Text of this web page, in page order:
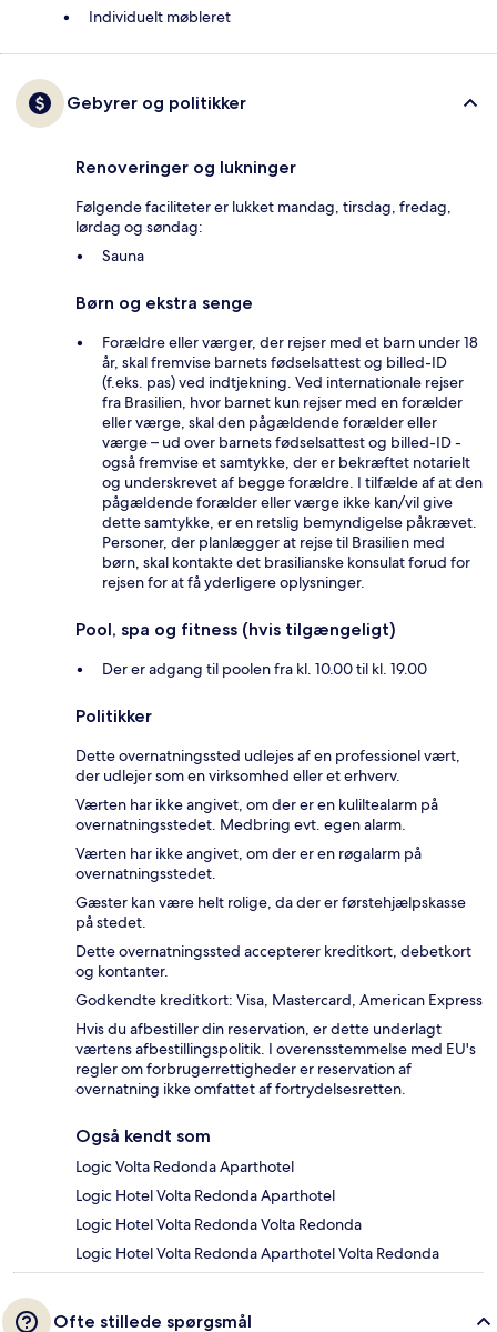
Individuelt møbleret
Gebyrer og politikker
Renoveringer og lukninger
Følgende faciliteter er lukket mandag, tirsdag, fredag,
lørdag og søndag:
Sauna
Børn og ekstra senge
Forældre eller værger, der rejser med et barn under 18
år, skal fremvise barnets fødselsattest og billed-ID
(f.eks. pas) ved indtjekning. Ved internationale rejser
fra Brasilien, hvor barnet kun rejser med en forælder
eller værge, skal den pågældende forælder eller
værge – ud over barnets fødselsattest og billed-ID -
også fremvise et samtykke, der er bekræftet notarielt
og underskrevet af begge forældre. I tilfælde af at den
pågældende forælder eller værge ikke kan/vil give
dette samtykke, er en retslig bemyndigelse påkrævet.
Personer, der planlægger at rejse til Brasilien med
børn, skal kontakte det brasilianske konsulat forud for
rejsen for at få yderligere oplysninger.
Pool, spa og fitness (hvis tilgængeligt)
Der er adgang til poolen fra kl. 10.00 til kl. 19.00
Politikker
Dette overnatningssted udlejes af en professionel vært,
der udlejer som en virksomhed eller et erhverv.
Værten har ikke angivet, om der er en kuliltealarm på
overnatningsstedet. Medbring evt. egen alarm.
Værten har ikke angivet, om der er en røgalarm på
overnatningsstedet.
Gæster kan være helt rolige, da der er førstehjælpskasse
på stedet.
Dette overnatningssted accepterer kreditkort, debetkort
og kontanter.
Godkendte kreditkort: Visa, Mastercard, American Express
Hvis du afbestiller din reservation, er dette underlagt
værtens afbestillingspolitik. I overensstemmelse med EU's
regler om forbrugerrettigheder er reservation af
overnatning ikke omfattet af fortrydelsesretten.
Også kendt som
Logic Volta Redonda Aparthotel
Logic Hotel Volta Redonda Aparthotel
Logic Hotel Volta Redonda Volta Redonda
Logic Hotel Volta Redonda Aparthotel Volta Redonda
Ofte stillede spørgsmål